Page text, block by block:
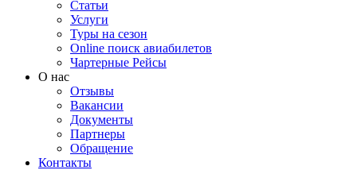
Статьи
Услуги
Туры на сезон
Online поиск авиабилетов
Чартерные Рейсы
О нас
Отзывы
Вакансии
Документы
Партнеры
Обращение
Контакты